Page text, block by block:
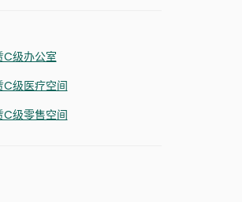
C级办公室
C级医疗空间
C级零售空间